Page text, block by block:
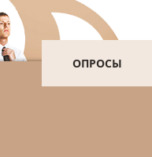
ОПРОСЫ